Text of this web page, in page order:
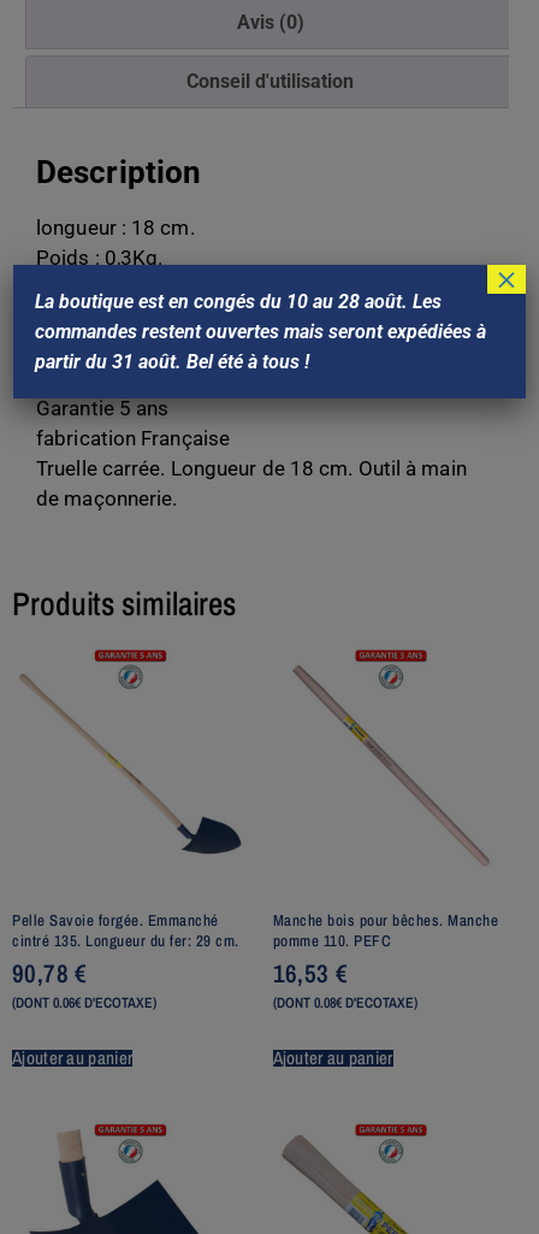
Avis (0)
Conseil d'utilisation
Description
longueur : 18 cm.
Poids : 0,3Kg.
Finition. verni et poli.
Marque : Outils PERRIN
Référence Perrin : 921118
Gencod: 3239049211185
Garantie 5 ans
fabrication Française
Truelle carrée. Longueur de 18 cm. Outil à main
de maçonnerie.
Produits similaires
Pelle Savoie forgée. Emmanché
cintré 135. Longueur du fer: 29 cm.
90,78€
(DONT 0.06€ D'ECOTAXE)
Ajouter au panier
Manche bois pour bêches. Manche
pomme 110. PEFC
16,53 €
(DONT 0.08€ D'ECOTAXE)
Ajouter au panier
La boutique est en congés du 10 au 28 août. Les
commandes restent ouvertes mais seront expédiées à
partir du 31 août. Bel été à tous !
×